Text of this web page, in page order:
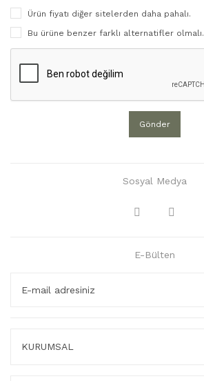
Ürün fiyatı diğer sitelerden daha pahalı.
Bu ürüne benzer farklı alternatifler olmalı.
Gönder
Sosyal Medya
E-Bülten
KURUMSAL